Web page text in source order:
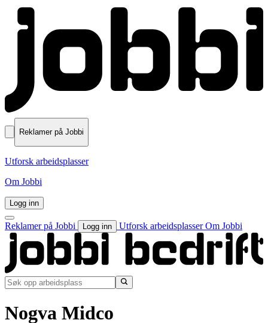
Reklamer på Jobbi
Utforsk arbeidsplasser
Om Jobbi
Logg inn
Reklamer på Jobbi Logg inn Utforsk arbeidsplasserOm Jobbi
Nogva Midco